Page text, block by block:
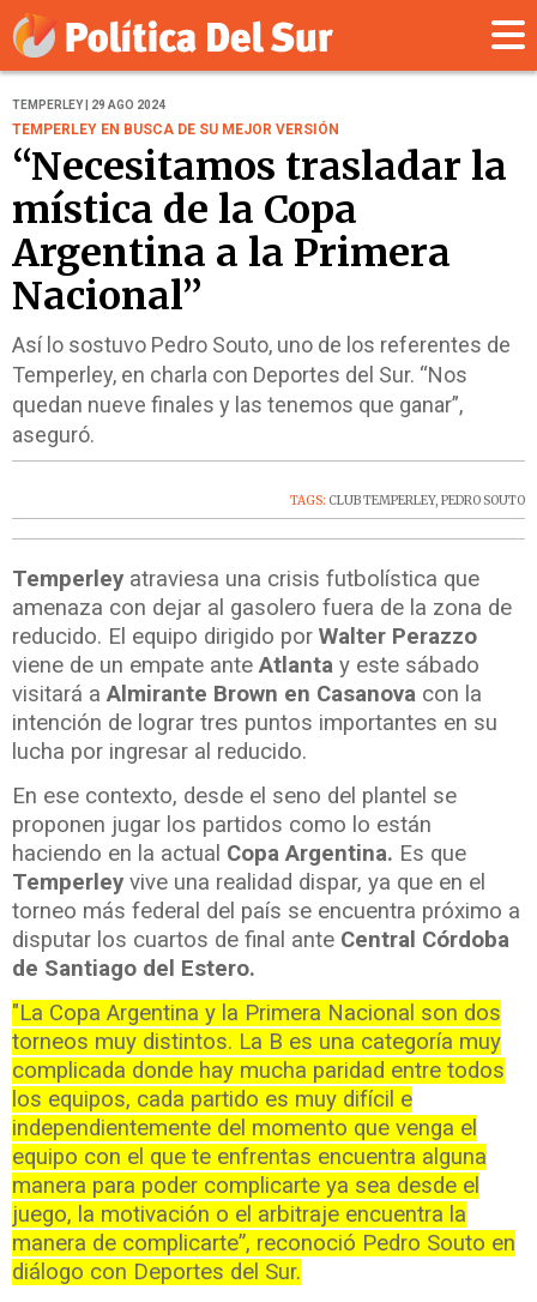
TEMPERLEY | 29 AGO 2024
TEMPERLEY EN BUSCA DE SU MEJOR VERSIÓN
“Necesitamos trasladar la
mística de la Copa
Argentina a la Primera
Nacional”
Así lo sostuvo Pedro Souto, uno de los referentes de
Temperley, en charla con Deportes del Sur. “Nos
quedan nueve finales y las tenemos que ganar”,
aseguró.
TAGS: CLUB TEMPERLEY, PEDRO SOUTO
Temperley atraviesa una crisis futbolística que
amenaza con dejar al gasolero fuera de la zona de
reducido. El equipo dirigido por Walter Perazzo
viene de un empate ante Atlanta y este sábado
visitará a Almirante Brown en Casanova con la
intención de lograr tres puntos importantes en su
lucha por ingresar al reducido.
En ese contexto, desde el seno del plantel se
proponen jugar los partidos como lo están
haciendo en la actual Copa Argentina. Es que
Temperley vive una realidad dispar, ya que en el
torneo más federal del país se encuentra próximo a
disputar los cuartos de final ante Central Córdoba
de Santiago del Estero.
"La Copa Argentina y la Primera Nacional son dos
torneos muy distintos. La B es una categoría muy
complicada donde hay mucha paridad entre todos
los equipos, cada partido es muy difícil e
independientemente del momento que venga el
equipo con el que te enfrentas encuentra alguna
manera para poder complicarte ya sea desde el
juego, la motivación o el arbitraje encuentra la
manera de complicarte”, reconoció Pedro Souto en
diálogo con Deportes del Sur.